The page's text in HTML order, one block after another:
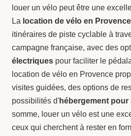
louer un vélo peut être une
La location de vélo en Provence
itinéraires de piste cyclable à
campagne française, avec des
électriques pour faciliter le
location de vélo en Provence
visites guidées, des options de
possibilités d'hébergement
somme, louer un vélo est une
ceux qui cherchent à rester en